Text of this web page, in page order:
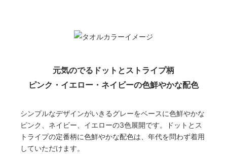
元気のでるドットとストライプ柄
ピンク・イエロー・ネイビーの色鮮やかな配色
シンプルなデザインがいきるグレーをベースに色鮮やかな
ピンク、ネイビー、イエローの3色展開です。ドットとス
トライプの定番柄に色鮮やかな配色は、年代を問わず着用
していただけます。